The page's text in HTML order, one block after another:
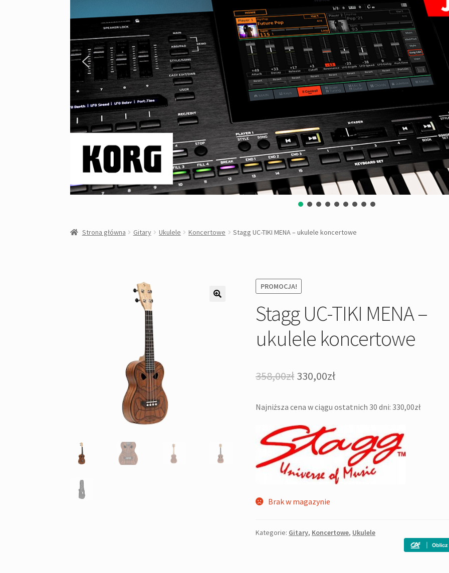
Strona główna Gitary Ukulele Koncertowe Stagg UC-TIKI MENA – ukulele koncertowe
PROMOCJA!
Stagg UC-TIKI MENA –
ukulele koncertowe
358,00zł Pierwotna
wynosiła:
358,00zł.
330,00złAktualna
wynosi:
330,00zł.
Najniższa cena w ciągu ostatnich 30 dni:330,00zł
Brak w magazynie
Kategorie: Gitary, Koncertowe, Ukulele